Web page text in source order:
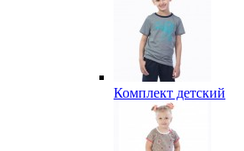
Комплект детский